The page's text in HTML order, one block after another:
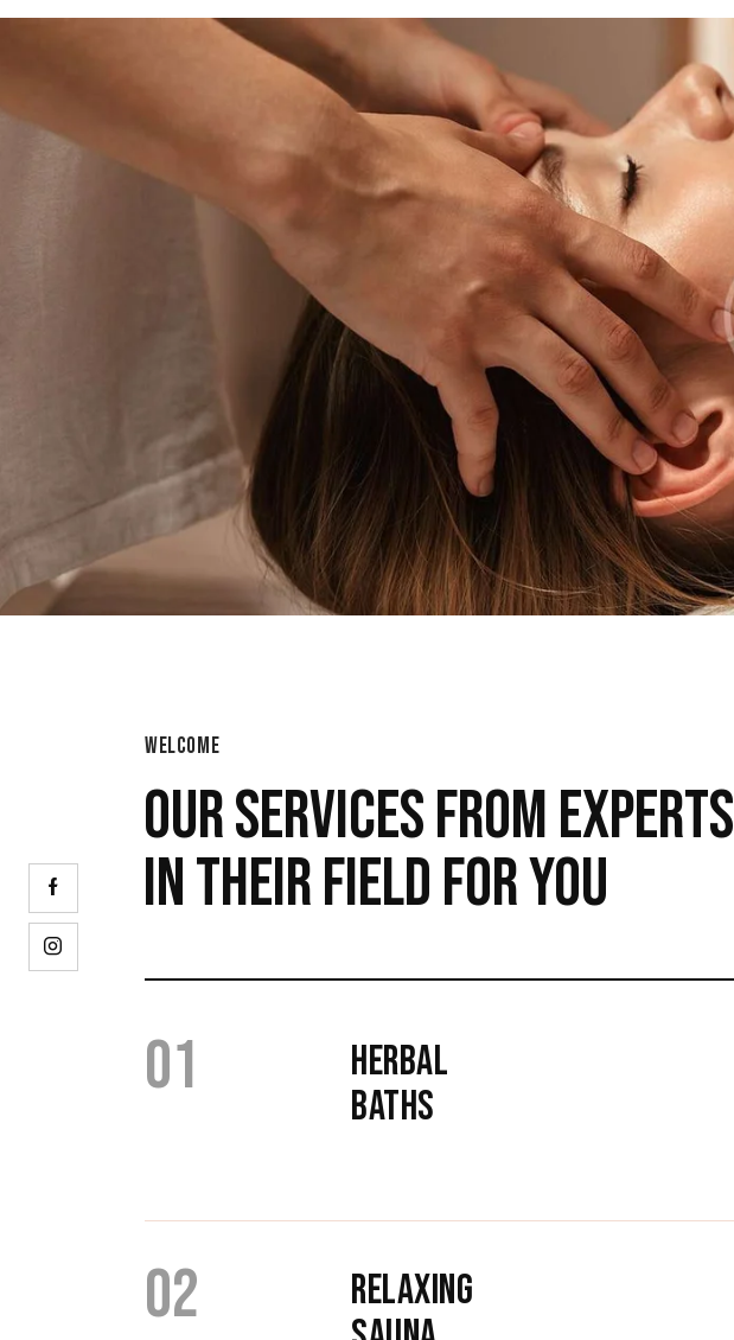
WELCOME
OUR SERVICES FROM EXPERTS
IN THEIR FIELD FOR YOU
01
HERBAL
BATHS
02
RELAXING